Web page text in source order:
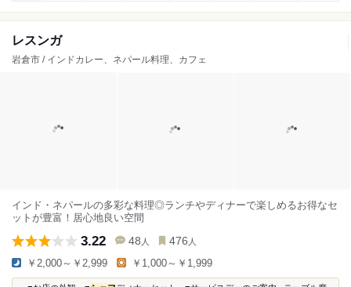
レスンガ
岩倉市 / インドカレー、ネパール料理、カフェ
インド・ネパールの多彩な料理◎ランチやディナーで楽しめるお得なセ
ットが豊富！居心地良い空間
3.22 48 人 476 人
￥2,000～￥2,999 ￥1,000～￥1,999